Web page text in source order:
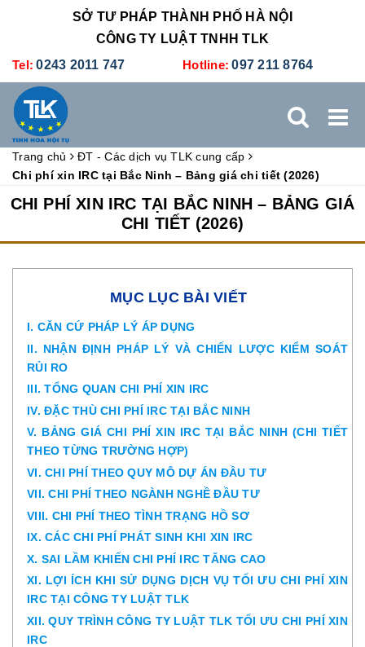
SỞ TƯ PHÁP THÀNH PHỐ HÀ NỘI
CÔNG TY LUẬT TNHH TLK
Tel: 0243 2011 747 Hotline: 097 211 8764
GIỚI THIỆU
DỊCH VỤ KẾ TOÁN - THUẾ XÚC TIẾN THƯƠNG MẠI
BẢNG GIÁ ĐÀO TẠO TUYỂN DỤNG LIÊN HỆ
Trang chủ
ĐT - Các dịch vụ TLK cung cấp
Chi phí xin IRC tại Bắc Ninh – Bảng giá chi tiết (2026)
CHI PHÍ XIN IRC TẠI BẮC NINH – BẢNG GIÁ
CHI TIẾT (2026)
MỤC LỤC BÀI VIẾT
I. CĂN CỨ PHÁP LÝ ÁP DỤNG
II. NHẬN ĐỊNH PHÁP LÝ VÀ CHIẾN LƯỢC KIỂM SOÁT
RỦI RO
III. TỔNG QUAN CHI PHÍ XIN IRC
IV. ĐẶC THÙ CHI PHÍ IRC TẠI BẮC NINH
V. BẢNG GIÁ CHI PHÍ XIN IRC TẠI BẮC NINH (CHI TIẾT
THEO TỪNG TRƯỜNG HỢP)
VI. CHI PHÍ THEO QUY MÔ DỰ ÁN ĐẦU TƯ
VII. CHI PHÍ THEO NGÀNH NGHỀ ĐẦU TƯ
VIII. CHI PHÍ THEO TÌNH TRẠNG HỒ SƠ
IX. CÁC CHI PHÍ PHÁT SINH KHI XIN IRC
X. SAI LẦM KHIẾN CHI PHÍ IRC TĂNG CAO
XI. LỢI ÍCH KHI SỬ DỤNG DỊCH VỤ TỐI ƯU CHI PHÍ XIN
IRC TẠI CÔNG TY LUẬT TLK
XII. QUY TRÌNH CÔNG TY LUẬT TLK TỐI ƯU CHI PHÍ XIN
IRC